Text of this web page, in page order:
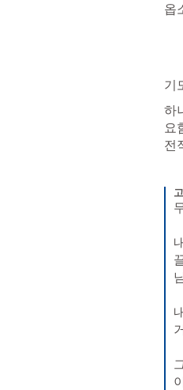
옵
기
하
요
전